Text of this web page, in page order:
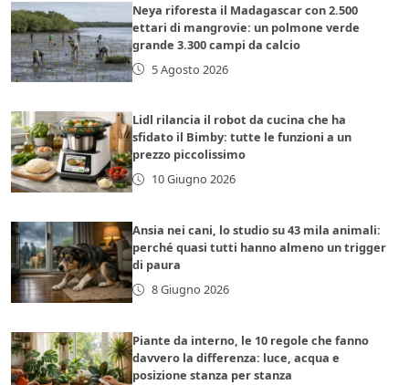
Neya riforesta il Madagascar con 2.500
ettari di mangrovie: un polmone verde
grande 3.300 campi da calcio
5 Agosto 2026
Lidl rilancia il robot da cucina che ha
sfidato il Bimby: tutte le funzioni a un
prezzo piccolissimo
10 Giugno 2026
Ansia nei cani, lo studio su 43 mila animali:
perché quasi tutti hanno almeno un trigger
di paura
8 Giugno 2026
Piante da interno, le 10 regole che fanno
davvero la differenza: luce, acqua e
posizione stanza per stanza